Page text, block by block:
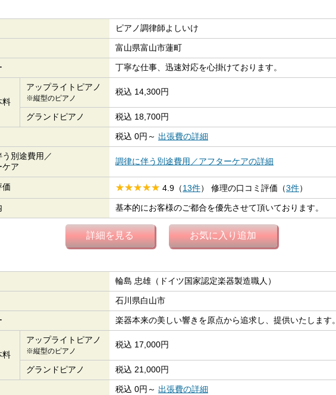
ピアノ調律師よしいけ
富山県富山市蓮町
丁寧な仕事、迅速対応を心掛けております。
料
アップライトピアノ
※縦型のピアノ
税込 14,300円
グランドピアノ 税込 18,700円
税込 0円～ 出張費の詳細
別途費用／
ケア
調律に伴う別途費用／アフターケアの詳細
価 4.9（13件） 修理の口コミ評価（3件）
基本的にお客様のご都合を優先させて頂いております。
詳細を見る お気に入り追加
輪島 忠雄（ドイツ国家認定楽器製造職人）
石川県白山市
楽器本来の美しい響きを原点から追求し、提供いたします。
料
アップライトピアノ
※縦型のピアノ
税込 17,000円
グランドピアノ 税込 21,000円
税込 0円～ 出張費の詳細